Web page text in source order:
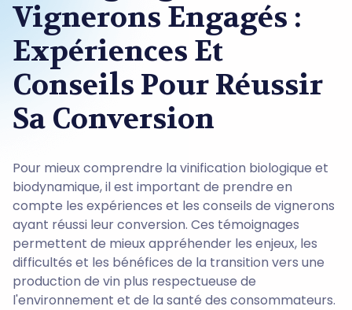
Vignerons Engagés :
Expériences Et
Conseils Pour Réussir
Sa Conversion
Pour mieux comprendre la vinification biologique et
biodynamique, il est important de prendre en
compte les expériences et les conseils de vignerons
ayant réussi leur conversion. Ces témoignages
permettent de mieux appréhender les enjeux, les
difficultés et les bénéfices de la transition vers une
production de vin plus respectueuse de
l'environnement et de la santé des consommateurs.